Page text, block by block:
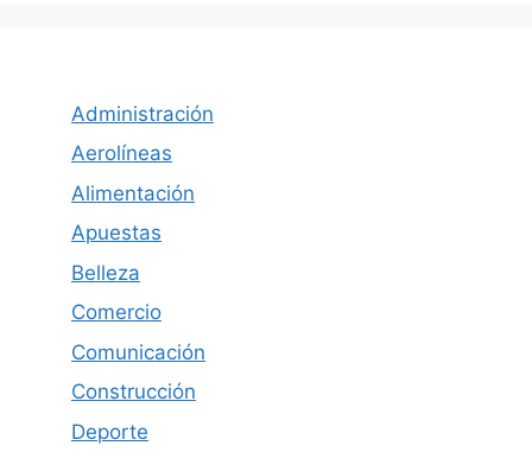
Administración
Aerolíneas
Alimentación
Apuestas
Belleza
Comercio
Comunicación
Construcción
Deporte